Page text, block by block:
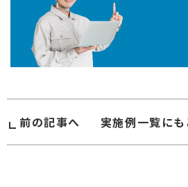
前の記事へ 実施例一覧にも